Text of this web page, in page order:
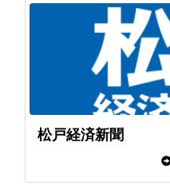
松戸経済新聞